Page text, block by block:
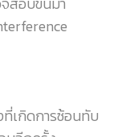
เกิดการซ้อนทับ